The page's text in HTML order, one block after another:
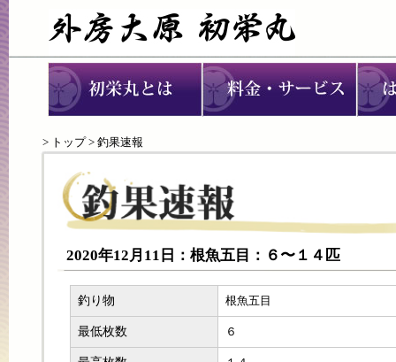
> トップ> 釣果速報
2020年12月11日：根魚五目：６〜１４匹
釣り物 根魚五目
最低枚数 ６